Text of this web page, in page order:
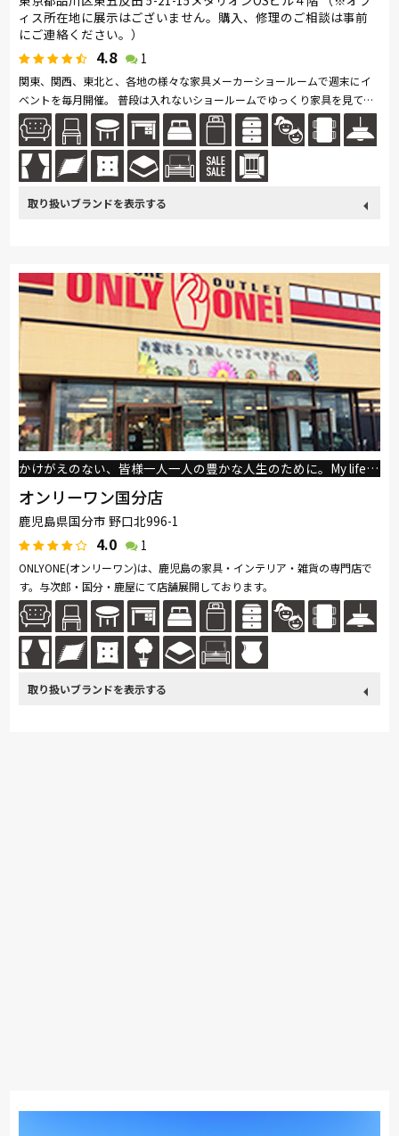
ィス所在地に展示はございません。購入、修理のご相談は事前
にご連絡ください。）
4.8 1
関東、関西、東北と、各地の様々な家具メーカーショールームで週末にイ
ベントを毎月開催。 普段は入れないショールームでゆっくり家具を見て、
体感して、購入できます。 カリモク家具、フランスベッド、浜本工...続き
を読む
日本ベッド 冨士ファニチア 小島工芸 綾野製作所
MASTERWAL PARAMOUNT BED ロマンス小杉 旭川の家具
Daniel MARUICHI NICOLETTI HOME
飛騨産業
かけがえのない、皆様一人一人の豊かな人生のために。My life is ONLY ONE!
オンリーワン国分店
鹿児島県国分市 野口北996-1
4.0 1
ONLYONE(オンリーワン)は、鹿児島の家具・インテリア・雑貨の専門店で
す。与次郎・国分・鹿屋にて店舗展開しております。